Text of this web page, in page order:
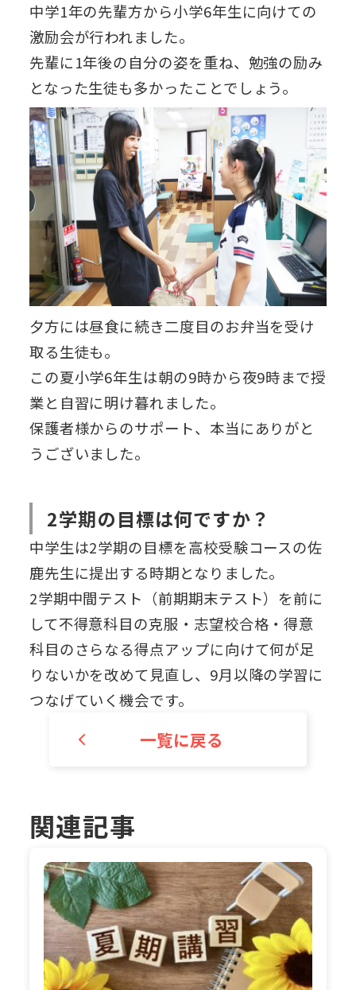
中学1年の先輩方から小学6年生に向けての
激励会が行われました。
先輩に1年後の自分の姿を重ね、勉強の励み
となった生徒も多かったことでしょう。
夕方には昼食に続き二度目のお弁当を受け
取る生徒も。
この夏小学6年生は朝の9時から夜9時まで授
業と自習に明け暮れました。
保護者様からのサポート、本当にありがと
うございました。
2学期の目標は何ですか？
中学生は2学期の目標を高校受験コースの佐
鹿先生に提出する時期となりました。
2学期中間テスト（前期期末テスト）を前に
して不得意科目の克服・志望校合格・得意
科目のさらなる得点アップに向けて何が足
りないかを改めて見直し、9月以降の学習に
つなげていく機会です。
一覧に戻る
関連記事